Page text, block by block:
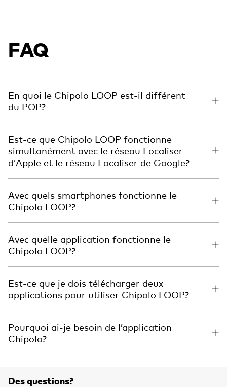
FAQ
En quoi le Chipolo LOOP est-il différent
du POP?
Est-ce que Chipolo LOOP fonctionne
simultanément avec le réseau Localiser
d’Apple et le réseau Localiser de Google?
Avec quels smartphones fonctionne le
Chipolo LOOP?
Avec quelle application fonctionne le
Chipolo LOOP?
Est-ce que je dois télécharger deux
applications pour utiliser Chipolo LOOP?
Pourquoi ai-je besoin de l’application
Chipolo?
Des questions?